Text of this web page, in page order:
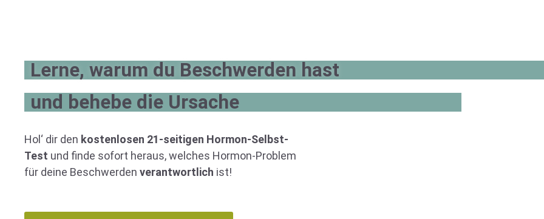
Lerne, warum du Beschwerden hast
und behebe die Ursache
Hol‘ dir den kostenlosen 21-seitigen Hormon-Selbst-
Test und finde sofort heraus, welches Hormon-Problem
für deine Beschwerden verantwortlich ist!